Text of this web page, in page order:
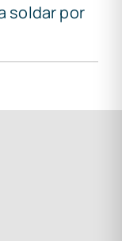
soldar por